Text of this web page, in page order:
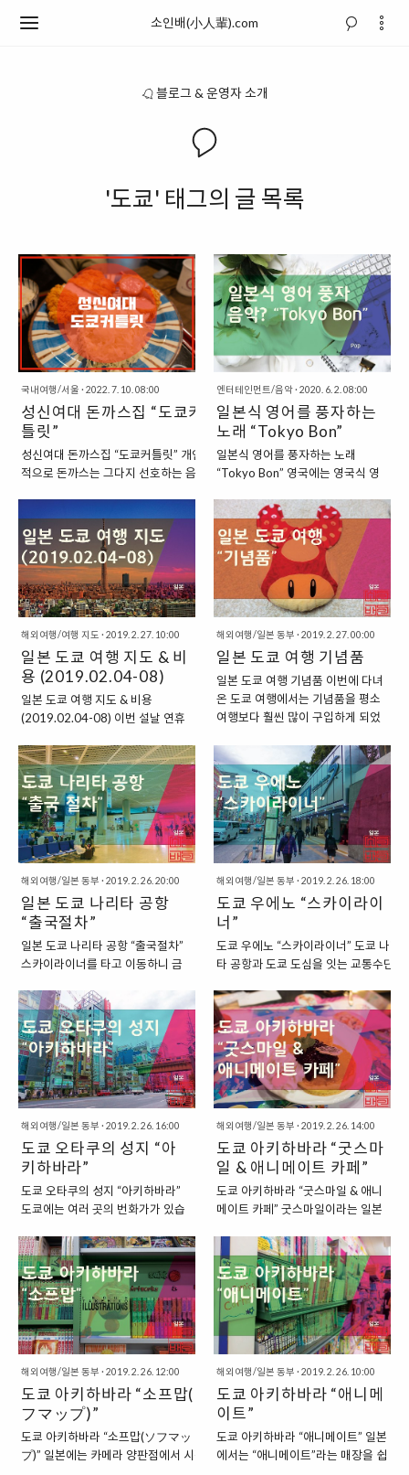
소인배(小人輩).com
블로그 & 운영자 소개
'도쿄' 태그의 글 목록
국내여행/서울 · 2022. 7. 10. 08:00
성신여대 돈까스집 “도쿄커
틀릿”
성신여대 돈까스집 “도쿄커틀릿” 개인
적으로 돈까스는 그다지 선호하는 음식
먹었던 돈까스이다. 일본 여행 중에 먹
었던 돈까스의 경우에는 우리나라에서
흔히 볼 수 있는 돈까스와 달리, 튀김옷
이 굉장히 얇고, 속에 있는 고기는 두껍
고 촉촉했기에 우리나라에서 먹었던 돈
까스와는 차이가 있었다. 도쿄 우에노
“돔파치테이” :
https://theuranus.tistory.com/5783
이제는 우리나라에서도 도쿄에서 먹었
던 것과 유사한 돈까스를 판매하는 곳이
있다고 하여 한 번 방문해보았다. “성신
여대 돈까스집 : 도쿄커틀릿” 성신여대
앞에 있는 “도쿄커틀릿”을 방문했는데,
이름부터 “도쿄커틀릿”이라 왠지, 도쿄
에서 먹었던 그 돈까스와 ..
엔터테인먼트/음악· 2020. 6. 2. 08:00
일본식 영어를 풍자하는
노래 “Tokyo Bon”
일본식 영어를 풍자하는 노래
“Tokyo Bon” 영국에는 영국식 영
에는 싱가포르식 영어가 있습니다.
그리고 우리나라에는 한국식 영어
가 있고, 일본에는 일본식 영어가 있
습니다. 국제적으로는 한국식 영어
를 “콩글리시(Konglish)”라고 하는
데, 이것보다 더 심각한 것이 사실,
“쟁글리시(Janglish)” 혹은 “재플래
시(Japlish)”라고 불리는 일본식 영
어입니다. “일본식 영어를 풍자하는
곡, Tokyo Bon” 이러한 일본식 영
어를 소개하는 혹은 풍자하는 곡이
있습니다. “Tokyo Bon”이라는 제
의 아티스트인 “Namewee”가 참여
했습니다. 곡을 들어보면, 일본식 영
어를 풍자하는 듯한 느낌이라고 할
수 있는데, 한편으로는..
해외여행/여행 지도 · 2019. 2. 27. 10:00
일본 도쿄 여행 지도 & 비
용 (2019.02.04-08)
일본 도쿄 여행 지도 & 비용
(2019.02.04-08) 이번 설날 연휴
되었습니다. 그러고 보니, 이맘때 즈
음에도 도쿄 여행을 다녀오게 되었
는데, 올해도 비슷한 시가에 도쿄를
다녀오게 되는 듯합니다. “2019 도
쿄 여행 지도” 그래서 이번에도, 이
번 도쿄 여행을 마치고, 도쿄에서 방
문한 장소에 대해서 지도에 표기를
해보는 지도를 만들어 보았습니다.
도쿄는 작년에도 4박 5일간 여행을
다녀온 적이 있는 곳이기에 겹치지
않는 곳을 방문하려고 노력을 기울
였는데요. 저번 여행에도 방문하지
못한 곳이 많이 있었기에 이번 여행
에서 가볼 만한 곳을 찾는 것은 어렵
지 않았습니다. “저번 여행에서 가
보지 못했던 장소를 돌아본 도쿄 여
행” 그래서 이번에는 저번 여행에서
돌아보지 않았던..
해외여행/일본 동부 · 2019. 2. 27. 00:00
일본 도쿄 여행 기념품
일본 도쿄 여행 기념품 이번에 다녀
온 도쿄 여행에서는 기념품을 평소
여행보다 훨씬 많이 구입하게 되었
서 기념품을 많이 구입하다 보니, 저
도 자연스럽게 하나둘씩 구매를 하
게 되었던 것 같습니다. 물론, 이렇
게 주변에서 구입을 하는 것을 떠나
서, 여행을 하면 할수록 기념품에 대
한 아쉬움이 남아서, 점점 저도 여행
지에서 기념품을 가급적이면 하나
씩 구입을 해오려고 노력을 하고 있
습니다. “일본 도쿄에서 구입한 다
양한 기념품” 이렇게 하나하나 기념
역대 최대의 기념품을 구입하게 되
었습니다. 이전에는 여행을 한 번 가
면, 최고의 기념품을 하나만 선택해
서 하나만 구입해오는 것이 저의 일
반적인 여행 패턴이었는데, 이번에
는 조금 변경을 해서 여러 기념..
해외여행/일본 동부 · 2019. 2. 26. 20:00
일본 도쿄 나리타 공항
“출국절차”
일본 도쿄 나리타 공항 “출국절차”
스카이라이너를 타고 이동하니 금
도착했던 그 공항으로 다시 돌아오
게 되었는데요. 이렇게 이제 여행을
마무리할 시간이 되었습니다. “나리
타 공항 1터미널 출국절차” 나리타
공항은 1터미널에서 3터미널까지
있는 큰 공항입니다. 예전에 도쿄 여
행을 했을 때는 제주항공을 타고 왔
었는데요. 그래서 3터미널에서 항
공기에 탑승했었습니다. 나리타 공
항 3터미널의 모습은 상당히 심플
했었는데요. 확실히, 이번에는 1터
미널은 이전부터 있던 곳이라서 그
달랐습니다. “나리타 공항 귀국 편
에서 할 일” 나리타 공항에 도착했
으니, 이번에도 공항에서의 절차에
대해서 한 번 정리해보면 아래와 같
이 볼 수 있을 것입니다. 1. 항공사..
해외여행/일본 동부 · 2019. 2. 26. 18:00
도쿄 우에노 “스카이라이
너”
도쿄 우에노 “스카이라이너” 도쿄 나리
타 공항과 도쿄 도심을 잇는 교통수단은
해보면 10가지 정도가 있는데요. 기차,
버스, 전철, 고속 전철, 공항 리무진, 천
엔버스 택시 등을 하나하나 살펴보면,
거의 10가지가 된답니다. 이에 대한 내
용은 이전에 이미 살펴본 바 있는데요.
혹시나 이 내용이 궁금하시면 아래의 링
크를 클릭하시면 됩니다. 도쿄 나리타
공항에서 도쿄 도심으로 들어가는 교통
수단 정리 :
https://theuranus.tistory.com/4483
“도쿄 도심과 나리타 공항을 가장 빠르
게 연결하는 노선, 스카이라이너” 이번
때는 이 중에서 가장 빠르게 이동할 수
있는 “스카이라이너” 열차를 이용했습
니다. 스카이라이너는..
해외여행/일본 동부 · 2019. 2. 26. 16:00
도쿄 오타쿠의 성지 “아
키하바라”
도쿄 오타쿠의 성지 “아키하바라”
도쿄에는 여러 곳의 번화가가 있습
로, 강남, 이태원 등의 다양한 번화
가가 있는 것과 유사한데요. 도쿄의
주요 번화가 중의 한 곳으로는 “아
키하바라(秋葉原)”라는 곳이 있습
니다. 이 곳의 지명을 그대로 해석해
보면, “가을 단풍 언덕”이라고 할 수
있는 곳인데, 소위 오타쿠의 성지라
고 알려진 곳입니다. “일본 서브컬
처의 성지, 아키하바라” 아키하바라
는 소위 하위문화, 혹은 오타쿠 문화
라고 불리는 서브컬처의 성지라고
불리는 곳입니다. 그래서 다른 말로
는 “오타쿠 성지”라고 불리기도 하
해외여행/일본 동부 · 2019. 2. 26. 14:00
도쿄 아키하바라 “굿스마
일 & 애니메이트 카페”
도쿄 아키하바라 “굿스마일 & 애니
메이트 카페” 굿스마일이라는 일본
“피규어”를 제작하는 것으로 잘 알
려진 회사인데요. 특히, 머리가 크고
눈이 큰 형태의 귀여운 피규어를 제
작하는 업체로 잘 알려져 있습니다.
그래서 굿스마일이라는 회사 역시
도 도쿄의 아키하바라에서 그 흔적
을 찾을 수 있답니다. “일본 서브컬
처의 성지, 아키하바라” 아키하바라
는 일본 서브컬처의 성지라고 칭할
수 있을 정도로 애니메이션, 만화와
관련된 다양한 작품과 제품을 볼 수
있는 곳이 되었습니다. 굿스마일 역
시도 이 곳에 자리를 잡고 있었는데
해외여행/일본 동부 · 2019. 2. 26. 12:00
도쿄 아키하바라 “소프맙(ソ
フマップ)”
도쿄 아키하바라 “소프맙(ソフマッ
プ)” 일본에는 카메라 양판점에서 시작
해외여행/일본 동부 · 2019. 2. 26. 10:00
도쿄 아키하바라 “애니메
이트”
도쿄 아키하바라 “애니메이트” 일본
에서는 “애니메이트”라는 매장을 쉽